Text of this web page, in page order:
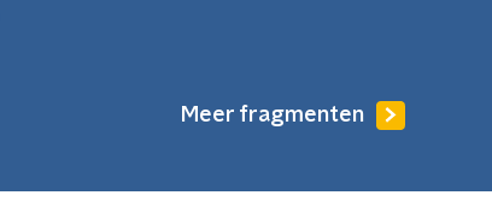
Meer fragmenten